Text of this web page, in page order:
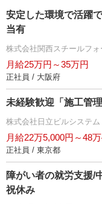
安定した環境で活躍
当有
株式会社関西スチールフォ
月給25万円～35万円
正社員 / 大阪府
未経験歓迎「施工管
株式会社日立ビルシステム
月給22万5,000円～48
正社員 / 東京都
障がい者の就労支援/
祝休み